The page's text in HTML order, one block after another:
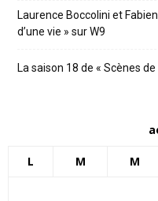
Laurence Boccolini et
d’une vie » sur W9
La saison 18 de « Scènes
L M M